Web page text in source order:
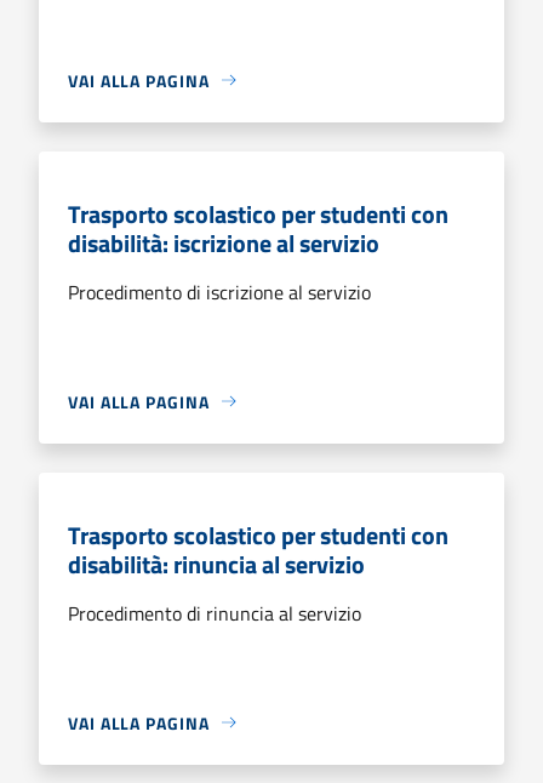
VAI ALLA PAGINA
Trasporto scolastico per studenti con
disabilità: iscrizione al servizio
Procedimento di iscrizione al servizio
VAI ALLA PAGINA
Trasporto scolastico per studenti con
disabilità: rinuncia al servizio
Procedimento di rinuncia al servizio
VAI ALLA PAGINA